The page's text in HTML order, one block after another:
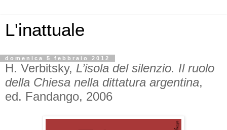
L'inattuale
domenica 5 febbraio 2012
H. Verbitsky, L’isola del silenzio. Il ruolo
della Chiesa nella dittatura argentina,
ed. Fandango, 2006